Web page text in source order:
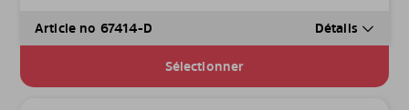
Article no 67414-D Détails
Sélectionner